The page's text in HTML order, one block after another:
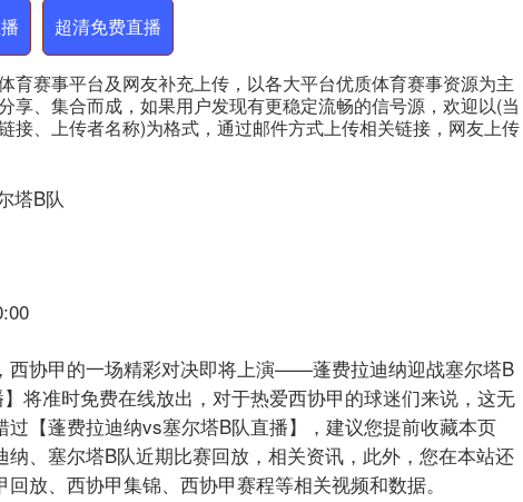
超清免费直播
育赛事平台及网友补充上传，以各大平台优质体育赛事资源为主
享、集合而成，如果用户发现有更稳定流畅的信号源，欢迎以(当
接、上传者名称)为格式，通过邮件方式上传相关链接，网友上传
塔B队
西协甲的一场精彩对决即将上演——蓬费拉迪纳迎战塞尔塔B
将准时免费在线放出，对于热爱西协甲的球迷们来说，这无
【蓬费拉迪纳vs塞尔塔B队直播】，建议您提前收藏本页
、塞尔塔B队近期比赛回放，相关资讯，此外，您在本站还
放、西协甲集锦、西协甲赛程等相关视频和数据。